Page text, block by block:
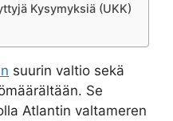
Kysymyksiä (UKK)
suurin valtio sekä
Se
Atlantin valtameren